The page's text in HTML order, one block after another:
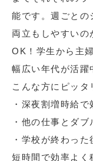
能です。週ごとの
両立もしやすいの
OK！学生から主
幅広い年代が活躍
こんな方にピッタ
・深夜割増時給
・他の仕事とダ
・学校が終わっ
短時間で効率よく